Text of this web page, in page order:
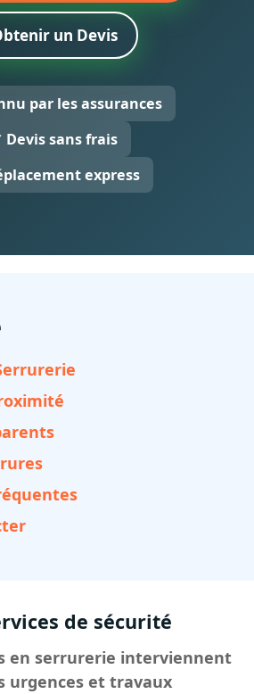
un Devis
par les assurances
Devis sans frais
express
de sécurité
en serrurerie interviennent
urgences et travaux